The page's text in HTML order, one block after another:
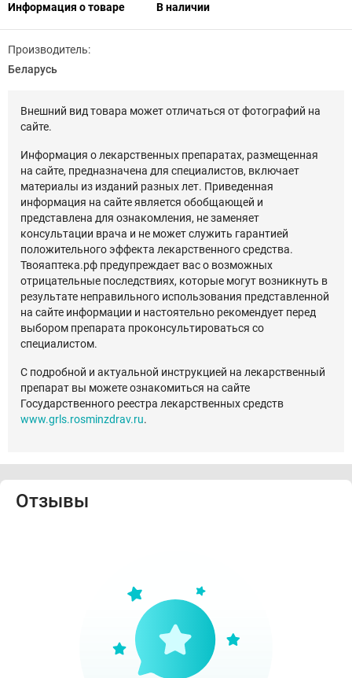
Информация о товаре В наличии
Производитель:
Беларусь
Внешний вид товара может отличаться от фотографий на
сайте.
Информация о лекарственных препаратах, размещенная
на сайте, предназначена для специалистов, включает
материалы из изданий разных лет. Приведенная
информация на сайте является обобщающей и
представлена для ознакомления, не заменяет
консультации врача и не может служить гарантией
положительного эффекта лекарственного средства.
Твояаптека.рф предупреждает вас о возможных
отрицательные последствиях, которые могут возникнуть в
результате неправильного использования представленной
на сайте информации и настоятельно рекомендует перед
выбором препарата проконсультироваться со
специалистом.
С подробной и актуальной инструкцией на лекарственный
препарат вы можете ознакомиться на сайте
Государственного реестра лекарственных средств
www.grls.rosminzdrav.ru.
Отзывы